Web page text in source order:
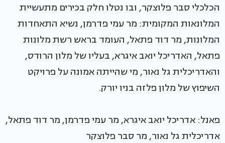
הכלכלי סבר פלוצקר, ובו נטלו חלק בכירים מתעשיית
המלונאות המקומית: מר עמי פדרמן, נשיא התאחדות
המלונות, מר דוד פתאל, העומד בראש רשת מלונות
פתאל, האדריכל יואב איגרא, בעליו של מלון הרודס,
והאדריכלית גל נאור, מי שהייתה אמונה על פרויקט
השיפוץ של מלון פלזה בניו יורק.
פאנל: אדריכל יואב איגרא, מר עמי פדרמן, מר דוד פתאל,
אדריכלית גל נאור, מר סבר פלוצקר